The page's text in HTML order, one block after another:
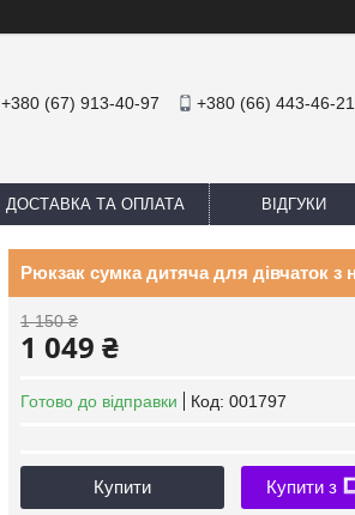
+380 (67) 913-40-97 +380 (66) 443-46-21
ДОСТАВКА ТА ОПЛАТА ВІДГУКИ
Рюкзак сумка дитяча для дівчаток
1 150 ₴
1 049 ₴
Готово до відправки Код: 001797
Купити Купити з